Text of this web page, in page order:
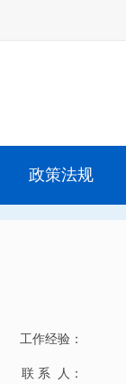
政策法规
工作经验：
联 系 人：